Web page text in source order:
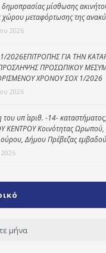
μίσθωσης
χώρου μεταφόρτωσης της
2026
2026ΕΠΙΤΡΟΠΗΣ ΓΙΑ ΤΗΝ
ΠΡΟΣΩΠΙΚΟΥ
ΧΡΟΝΟΥ ΣΟΧ 1/2026
2026
υπ΄ αριθ. -14- καταστήματος,
ΚΕΝΤΡΟΥ Κοινότητας Ωρωπού,
Δήμου Πρέβεζας